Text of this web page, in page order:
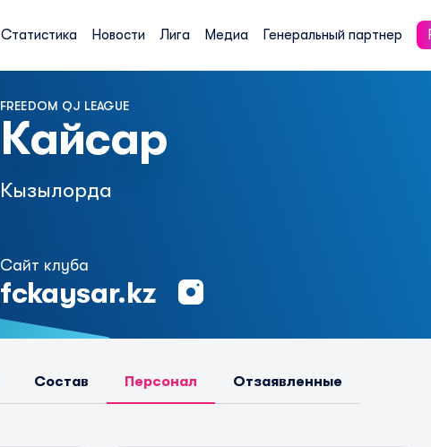
Статистика Новости Лига Медиа Генеральный партнер
FREEDOM QJ LEAGUE
Кайсар
Кызылорда
Сайт клуба
fckaysar.kz
Состав Персонал Отзаявленные